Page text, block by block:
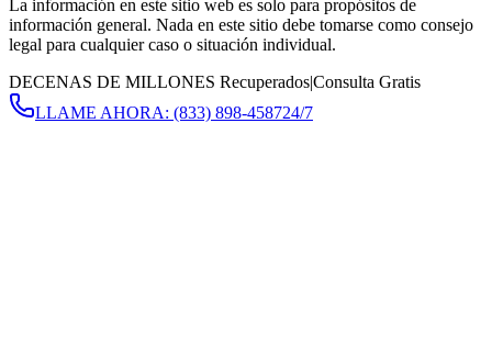
La información en este sitio web es solo para propósitos de
información general. Nada en este sitio debe tomarse como consejo
legal para cualquier caso o situación individual.
DECENAS DE MILLONES RecuperadosConsulta Gratis
LLAME AHORA: (833) 898-458724/7